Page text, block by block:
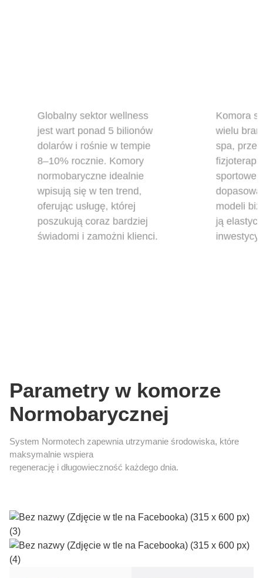
Globalny sektor wellness
jest wart ponad 5 bilionów
dolarów i rośnie w tempie
8–10% rocznie. Komory
normobaryczne idealnie
wpisują się w ten trend,
oferując usługę, której
poszukują coraz bardziej
świadomi i zamożni klienci.
Komora
wielu
spa,
sportowe.
modeli
ją
Parametry w komorze
Normobarycznej
System Normotech zapewnia utrzymanie środowiska, które
maksymalnie wspiera
regenerację i długowieczność każdego dnia.